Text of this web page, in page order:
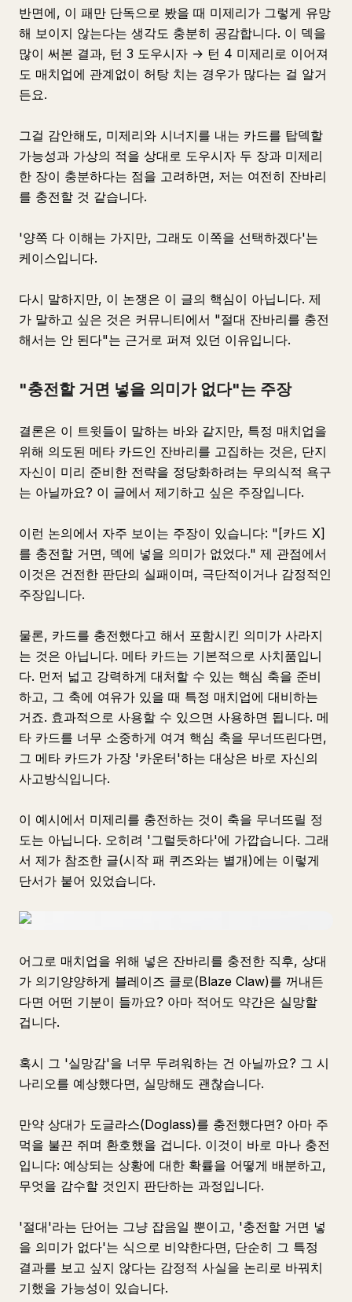
반면에, 이 패만 단독으로 봤을 때 미제리가 그렇게 유망
해 보이지 않는다는 생각도 충분히 공감합니다. 이 덱을
많이 써본 결과, 턴 3 도우시자 → 턴 4 미제리로 이어져
도 매치업에 관계없이 허탕 치는 경우가 많다는 걸 알거
든요.
그걸 감안해도, 미제리와 시너지를 내는 카드를 탑덱할
가능성과 가상의 적을 상대로 도우시자 두 장과 미제리
한 장이 충분하다는 점을 고려하면, 저는 여전히 잔바리
를 충전할 것 같습니다.
'양쪽 다 이해는 가지만, 그래도 이쪽을 선택하겠다'는
케이스입니다.
다시 말하지만, 이 논쟁은 이 글의 핵심이 아닙니다. 제
가 말하고 싶은 것은 커뮤니티에서 "절대 잔바리를 충전
해서는 안 된다"는 근거로 퍼져 있던 이유입니다.
"충전할 거면 넣을 의미가 없다"는 주장
결론은 이 트윗들이 말하는 바와 같지만, 특정 매치업을
위해 의도된 메타 카드인 잔바리를 고집하는 것은, 단지
자신이 미리 준비한 전략을 정당화하려는 무의식적 욕구
는 아닐까요? 이 글에서 제기하고 싶은 주장입니다.
이런 논의에서 자주 보이는 주장이 있습니다: "[카드 X]
를 충전할 거면, 덱에 넣을 의미가 없었다." 제 관점에서
이것은 건전한 판단의 실패이며, 극단적이거나 감정적인
주장입니다.
물론, 카드를 충전했다고 해서 포함시킨 의미가 사라지
는 것은 아닙니다. 메타 카드는 기본적으로 사치품입니
다. 먼저 넓고 강력하게 대처할 수 있는 핵심 축을 준비
하고, 그 축에 여유가 있을 때 특정 매치업에 대비하는
거죠. 효과적으로 사용할 수 있으면 사용하면 됩니다. 메
타 카드를 너무 소중하게 여겨 핵심 축을 무너뜨린다면,
그 메타 카드가 가장 '카운터'하는 대상은 바로 자신의
사고방식입니다.
이 예시에서 미제리를 충전하는 것이 축을 무너뜨릴 정
도는 아닙니다. 오히려 '그럴듯하다'에 가깝습니다. 그래
서 제가 참조한 글(시작 패 퀴즈와는 별개)에는 이렇게
단서가 붙어 있었습니다.
어그로 매치업을 위해 넣은 잔바리를 충전한 직후, 상대
가 의기양양하게 블레이즈 클로(Blaze Claw)를 꺼내든
다면 어떤 기분이 들까요? 아마 적어도 약간은 실망할
겁니다.
혹시 그 '실망감'을 너무 두려워하는 건 아닐까요? 그 시
나리오를 예상했다면, 실망해도 괜찮습니다.
만약 상대가 도글라스(Doglass)를 충전했다면? 아마 주
먹을 불끈 쥐며 환호했을 겁니다. 이것이 바로 마나 충전
입니다: 예상되는 상황에 대한 확률을 어떻게 배분하고,
무엇을 감수할 것인지 판단하는 과정입니다.
'절대'라는 단어는 그냥 잡음일 뿐이고, '충전할 거면 넣
을 의미가 없다'는 식으로 비약한다면, 단순히 그 특정
결과를 보고 싶지 않다는 감정적 사실을 논리로 바꿔치
기했을 가능성이 있습니다.